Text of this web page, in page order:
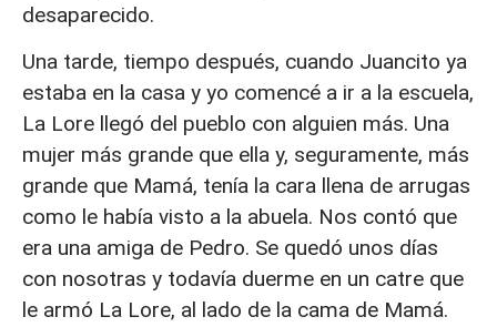
desaparecido.
Una tarde, tiempo después, cuando Juancito ya
estaba en la casa y yo comencé a ir a la escuela,
La Lore llegó del pueblo con alguien más. Una
mujer más grande que ella y, seguramente, más
grande que Mamá, tenía la cara llena de arrugas
como le había visto a la abuela. Nos contó que
era una amiga de Pedro. Se quedó unos días
con nosotras y todavía duerme en un catre que
le armó La Lore, al lado de la cama de Mamá.